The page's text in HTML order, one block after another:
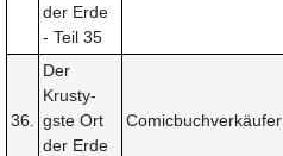
der Erde
- Teil 35
36.
Der
Krusty-
gste Ort
der Erde
Comicbuchverkäufer